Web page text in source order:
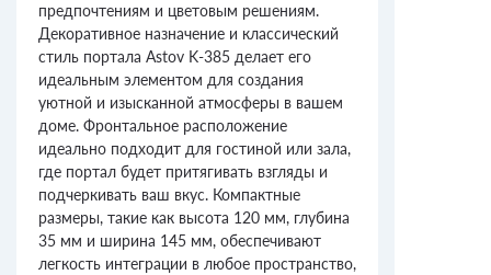
предпочтениям и цветовым решениям.
Декоративное назначение и классический
стиль портала Astov K-385 делает его
идеальным элементом для создания
уютной и изысканной атмосферы в вашем
доме. Фронтальное расположение
идеально подходит для гостиной или зала,
где портал будет притягивать взгляды и
подчеркивать ваш вкус. Компактные
размеры, такие как высота 120 мм, глубина
35 мм и ширина 145 мм, обеспечивают
легкость интеграции в любое пространство,